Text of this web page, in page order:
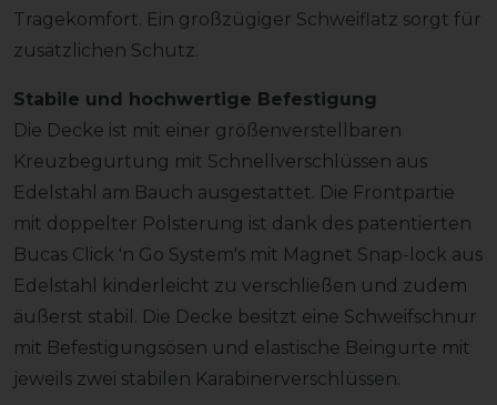
Tragekomfort. Ein großzügiger Schweiflatz sorgt für
zusätzlichen Schutz.
Stabile und hochwertige Befestigung
Die Decke ist mit einer größenverstellbaren
Kreuzbegurtung mit Schnellverschlüssen aus
Edelstahl am Bauch ausgestattet. Die Frontpartie
mit doppelter Polsterung ist dank des patentierten
Bucas Click 'n Go System's mit Magnet Snap-lock aus
Edelstahl kinderleicht zu verschließen und zudem
äußerst stabil. Die Decke besitzt eine Schweifschnur
mit Befestigungsösen und elastische Beingurte mit
jeweils zwei stabilen Karabinerverschlüssen.